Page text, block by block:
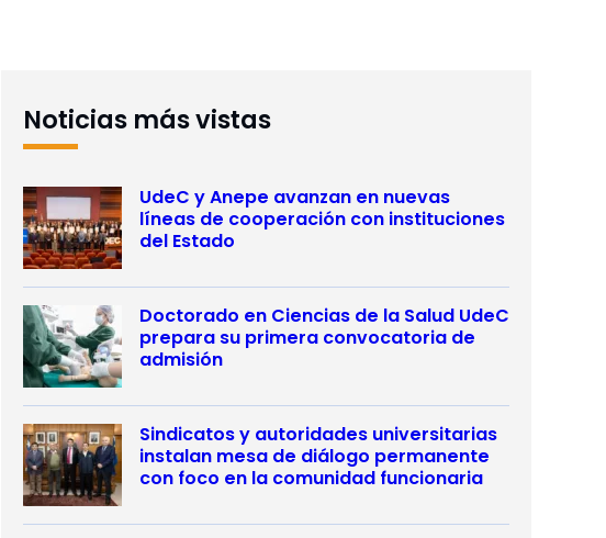
Noticias más vistas
UdeC y Anepe avanzan en nuevas
líneas de cooperación con instituciones
del Estado
Doctorado en Ciencias de la Salud UdeC
prepara su primera convocatoria de
admisión
Sindicatos y autoridades universitarias
instalan mesa de diálogo permanente
con foco en la comunidad funcionaria